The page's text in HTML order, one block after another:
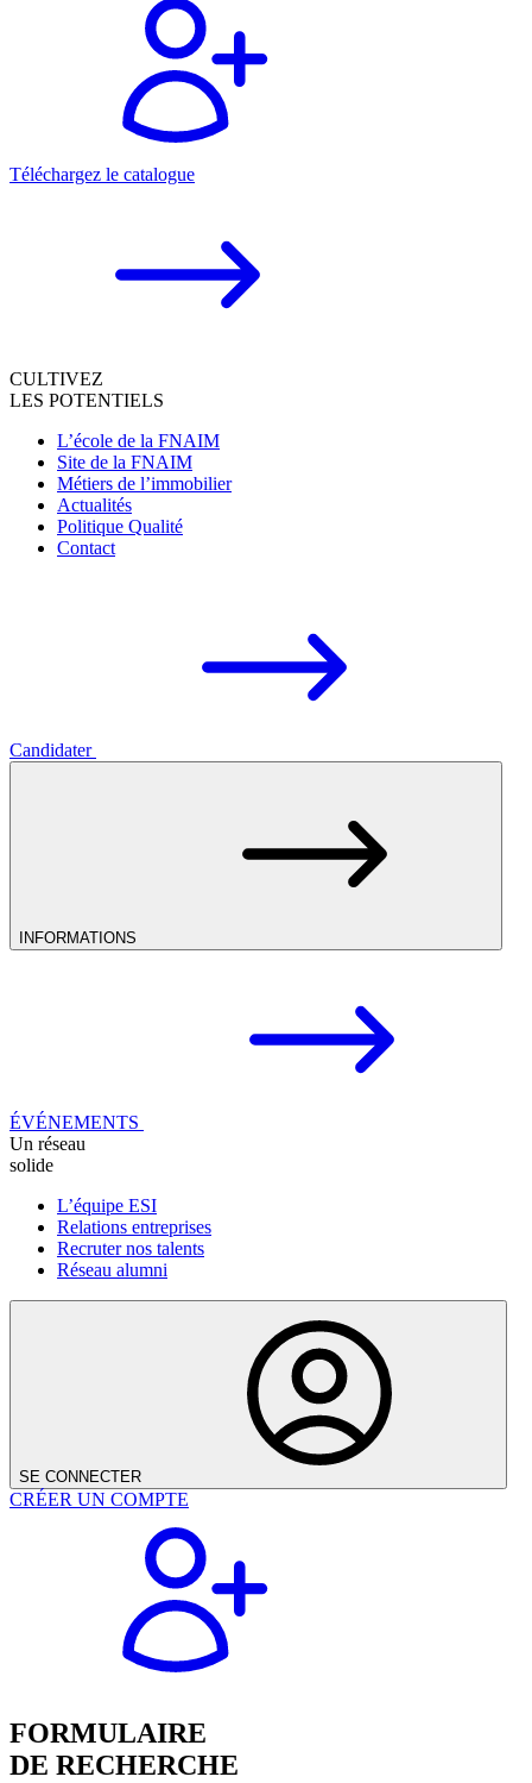
Téléchargez le catalogue
CULTIVEZ
LES POTENTIELS
L’école de la FNAIM
Site de la FNAIM
Métiers de l’immobilier
Actualités
Politique Qualité
Contact
Candidater
INFORMATIONS
ÉVÉNEMENTS
Un réseau
solide
L’équipe ESI
Relations entreprises
Recruter nos talents
Réseau alumni
SE CONNECTER
CRÉER UN COMPTE
FORMULAIRE
DE RECHERCHE